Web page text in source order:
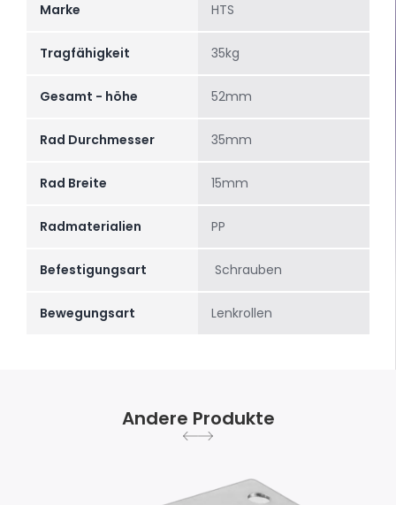
Marke HTS
Tragfähigkeit 35kg
Gesamt - höhe 52mm
Rad Durchmesser 35mm
Rad Breite 15mm
Radmaterialien PP
Befestigungsart Schrauben
Bewegungsart Lenkrollen
Andere Produkte